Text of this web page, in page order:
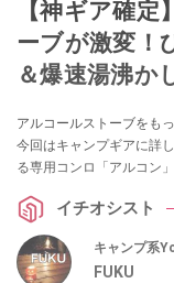
【神ギア確
ーブが激変！
＆爆速湯沸か
アルコールストーブをも
今回はキャンプギアに詳
る専用コンロ「アルコン
イチオシスト
キャンプ系
FUKU